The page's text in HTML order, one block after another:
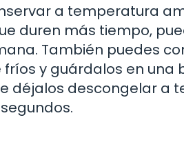
a temperatura
duren más tiempo,
También puedes
y guárdalos en una
déjalos descongelar a